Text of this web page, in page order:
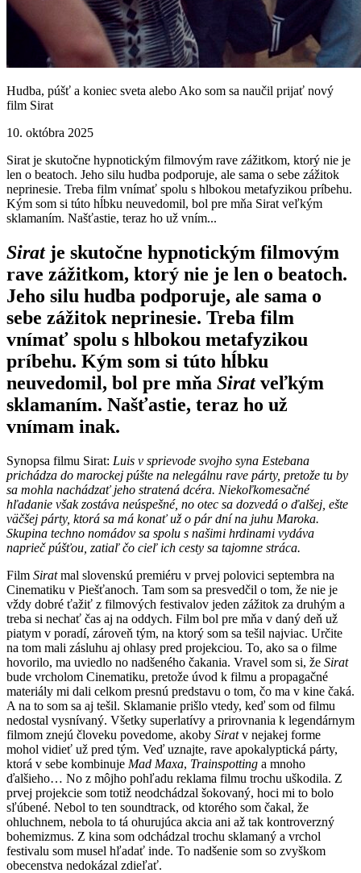
Hudba, púšť a koniec sveta alebo Ako som sa naučil prijať nový
film Sirat
10. októbra 2025
Sirat je skutočne hypnotickým filmovým rave zážitkom, ktorý nie je
len o beatoch. Jeho silu hudba podporuje, ale sama o sebe zážitok
neprinesie. Treba film vnímať spolu s hlbokou metafyzikou príbehu.
Kým som si túto hĺbku neuvedomil, bol pre mňa Sirat veľkým
sklamaním. Našťastie, teraz ho už vním...
Siratje skutočne hypnotickým filmovým
rave zážitkom, ktorý nie je len o beatoch.
Jeho silu hudba podporuje, ale sama o
sebe zážitok neprinesie. Treba film
vnímať spolu s hlbokou metafyzikou
príbehu. Kým som si túto hĺbku
neuvedomil, bol pre mňa Siratveľkým
sklamaním. Našťastie, teraz ho už
vnímam inak.
Synopsa filmu Sirat: Luis v sprievode svojho syna Estebana
prichádza do marockej púšte na nelegálnu rave párty, pretože tu by
sa mohla nachádzať jeho stratená dcéra. Niekoľkomesačné
hľadanie však zostáva neúspešné, no otec sa dozvedá o ďalšej, ešte
väčšej párty, ktorá sa má konať už o pár dní na juhu Maroka.
Skupina techno nomádov sa spolu s našimi hrdinami vydáva
naprieč púšťou, zatiaľ čo cieľ ich cesty sa tajomne stráca.
Film Siratmal slovenskú premiéru v prvej polovici septembra na
Cinematiku v Piešťanoch. Tam som sa presvedčil o tom, že nie je
vždy dobré ťažiť z filmových festivalov jeden zážitok za druhým a
treba si nechať čas aj na oddych. Film bol pre mňa v daný deň už
piatym v poradí, zároveň tým, na ktorý som sa tešil najviac. Určite
na tom mali zásluhu aj ohlasy pred projekciou. To, ako sa o filme
hovorilo, ma uviedlo no nadšeného čakania. Vravel som si, že Sirat
bude vrcholom Cinematiku, pretože úvod k filmu a propagačné
materiály mi dali celkom presnú predstavu o tom, čo ma v kine čaká.
A na to som sa aj tešil. Sklamanie prišlo vtedy, keď som od filmu
nedostal vysnívaný. Všetky superlatívy a prirovnania k legendárnym
filmom znejú človeku povedome, akoby Siratv nejakej forme
mohol vidieť už pred tým. Veď uznajte, rave apokalyptická párty,
ktorá v sebe kombinuje Mad Maxa, Trainspotting a mnoho
ďalšieho… No z môjho pohľadu reklama filmu trochu uškodila. Z
prvej projekcie som totiž neodchádzal šokovaný, hoci mi to bolo
sľúbené. Nebol to ten soundtrack, od ktorého som čakal, že
ohluchnem, nebola to tá ohurujúca akcia ani až tak kontroverzný
bohemizmus. Z kina som odchádzal trochu sklamaný a vrchol
festivalu som musel hľadať inde. To nadšenie som so zvyškom
obecenstva nedokázal zdieľať.